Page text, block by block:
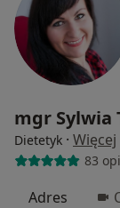
mgr Sylwia
Dietetyk · Więcej
83
Adres